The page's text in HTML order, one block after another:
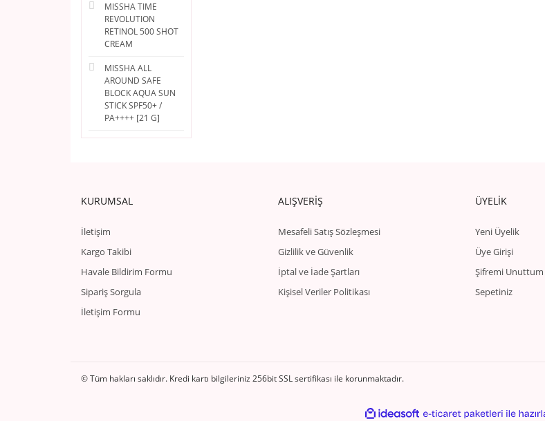
MISSHA TIME
REVOLUTION
RETINOL 500 SHOT
CREAM
MISSHA ALL
AROUND SAFE
BLOCK AQUA SUN
STICK SPF50+ /
PA++++ [21 G]
KURUMSAL
İletişim
Kargo Takibi
Havale Bildirim Formu
Sipariş Sorgula
İletişim Formu
ALIŞVERİŞ
Mesafeli Satış Sözleşmesi
Gizlilik ve Güvenlik
İptal ve İade Şartları
Kişisel Veriler Politikası
ÜYELİK
Yeni Üyelik
Üye Girişi
Şifremi Unuttum
Sepetiniz
© Tüm hakları saklıdır. Kredi kartı bilgileriniz 256bit SSL sertifikası ile korunmaktadır.
ideasoft e-